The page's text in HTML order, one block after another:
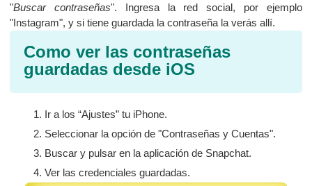
"Buscar contraseñas". Ingresa la red social, por ejemplo
"Instagram", y si tiene guardada la contraseña la verás allí.
Como ver las contraseñas
guardadas desde iOS
Ir a los “Ajustes” tu iPhone.
Seleccionar la opción de "Contraseñas y Cuentas".
Buscar y pulsar en la aplicación de Snapchat.
Ver las credenciales guardadas.